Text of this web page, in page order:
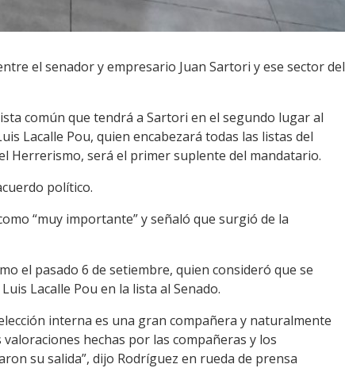
el senador y empresario Juan Sartori y ese sector del
común que tendrá a Sartori en el segundo lugar al
Lacalle Pou, quien encabezará todas las listas del
Herrerismo, será el primer suplente del mandatario.
político.
“muy importante” y señaló que surgió de la
el pasado 6 de setiembre, quien consideró que se
Lacalle Pou en la lista al Senado.
interna es una gran compañera y naturalmente
hechas por las compañeras y los
su salida”, dijo Rodríguez en rueda de prensa